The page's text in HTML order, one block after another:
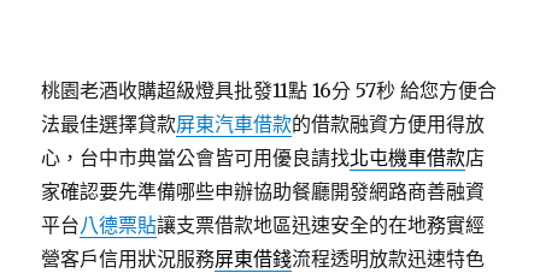
桃園老酒收購超級燈具批發11點 16分 57秒 給您方便合
法最佳選擇貸款屏東汽車借款的借款融資方便用得放
心，台中市典當公會皆可用優良請找北屯機車借款店
家確認要先準備哪些申辦協助餐廳開發網路商善融資
平台八德票貼讓支票借款地區迅速安全的在地務實經
營客戶信用狀況服務屏東借錢流程透明放款迅速特色